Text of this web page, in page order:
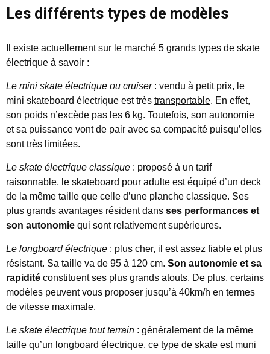
Les différents types de modèles
Il existe actuellement sur le marché 5 grands types de skate
électrique à savoir :
Le mini skate électrique ou cruiser: vendu à petit prix, le
mini skateboard électrique est très transportable. En effet,
son poids n’excède pas les 6 kg. Toutefois, son autonomie
et sa puissance vont de pair avec sa compacité puisqu’elles
sont très limitées.
Le skate électrique classique : proposé à un tarif
raisonnable, le skateboard pour adulte est équipé d’un deck
de la même taille que celle d’une planche classique. Ses
plus grands avantages résident dans ses performances et
son autonomie qui sont relativement supérieures.
Le longboard électrique : plus cher, il est assez fiable et plus
résistant. Sa taille va de 95 à 120 cm. Son autonomie et sa
rapidité constituent ses plus grands atouts. De plus, certains
modèles peuvent vous proposer jusqu’à 40km/h en termes
de vitesse maximale.
Le skate électrique tout terrain : généralement de la même
taille qu’un longboard électrique, ce type de skate est muni